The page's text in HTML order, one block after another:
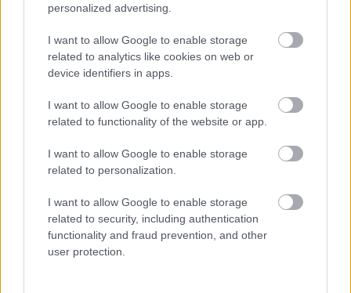
personalized advertising.
I want to allow Google to enable storage
related to analytics like cookies on web or
device identifiers in apps.
I want to allow Google to enable storage
related to functionality of the website or app.
I want to allow Google to enable storage
related to personalization.
I want to allow Google to enable storage
related to security, including authentication
functionality and fraud prevention, and other
user protection.
Autópálya kábeldobból - Kreatív
színesötletek_team • 2022. február 11.